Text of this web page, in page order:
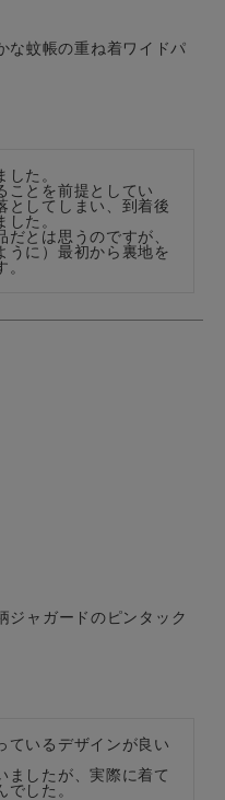
な蚊帳の重ね着ワイドパ
た。
ことを前提としてい
としてしまい、到着後
た。
とは思うのですが、
うに）最初から裏地を
。
ジャガードのピンタック
ているデザインが良い
ましたが、実際に着て
した。